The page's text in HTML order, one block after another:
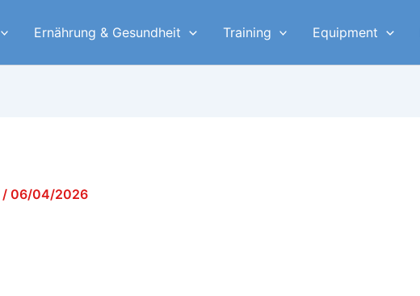
Ernährung & Gesundheit Training Equipment
/ 06/04/2026